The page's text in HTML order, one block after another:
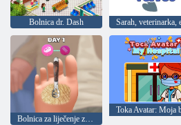
Bolnica dr. Dash
Bolnica za liječenje zaustavljanja